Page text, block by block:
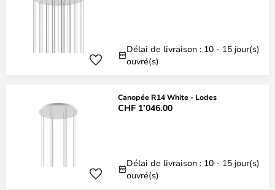
Délai de livraison : 10 - 15 jour(s)
ouvré(s)
Canopée R14 White - Lodes
CHF 1’046.00
Délai de livraison : 10 - 15 jour(s)
ouvré(s)